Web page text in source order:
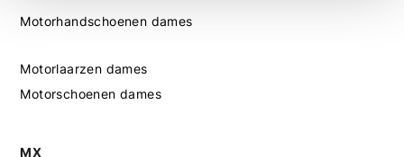
Motorhandschoenen dames
Motorlaarzen dames
Motorschoenen dames
MX